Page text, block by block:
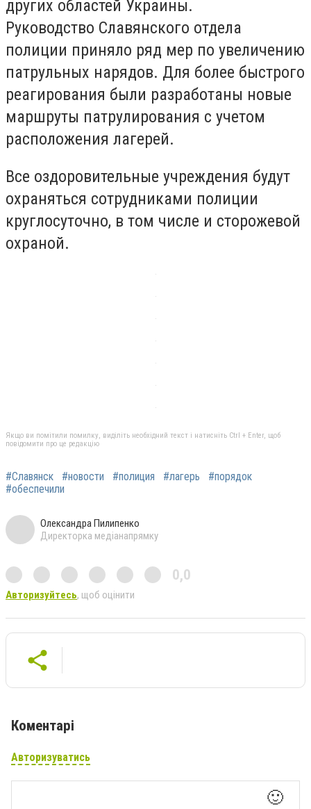
других областей Украины.
Руководство Славянского отдела
полиции приняло ряд мер по увеличению
патрульных нарядов. Для более быстрого
реагирования были разработаны новые
маршруты патрулирования с учетом
расположения лагерей.
Все оздоровительные учреждения будут
охраняться сотрудниками полиции
круглосуточно, в том числе и сторожевой
охраной.
Якщо ви помітили помилку, виділіть необхідний текст і натисніть Ctrl + Enter, щоб
повідомити про це редакцію
#Славянск #новости #полиция #лагерь
#порядок
#обеспечили
Олександра Пилипенко
Директорка медіанапрямку
0,0
Авторизуйтесь, щоб оцінити
Коментарі
Авторизуватись
🙂